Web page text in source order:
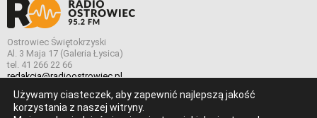
Ostrowiec Świętokrzyski
Al. 3 Maja 17 (Galeria Łysica)
tel. 41 266 22 66
redakcja@radioostrowiec.pl
Używamy ciasteczek, aby zapewnić najlepszą jakość
korzystania z naszej witryny.